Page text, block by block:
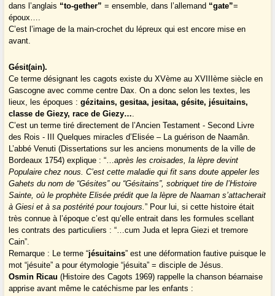
dans l’anglais “to-gether”= ensemble, dans l’allemand “gate”=
époux….
C’est l’image de la main-crochet du lépreux qui est encore mise en
avant.
Gésit(ain).
Ce terme désignant les cagots existe du XVème au XVIIIème siècle en
Gascogne avec comme centre Dax. On a donc selon les textes, les
lieux, les époques :gézitains, gesitaa, jesitaa, gésite, jésuitains,
classe de Giezy, race de Giezy….
C’est un terme tiré directement de l’Ancien Testament - Second Livre
des Rois - III Quelques miracles d’Elisée – La guérison de Naamân.
L’abbé Venuti (Dissertations sur les anciens monuments de la ville de
Bordeaux 1754) explique : “…après les croisades, la lèpre devint
Populaire chez nous. C’est cette maladie qui fit sans doute appeler les
Gahets du nom de “Gésites” ou “Gésitains”, sobriquet tire de l’Histoire
Sainte, où le prophète Elisée prédit que la lèpre de Naaman s’attacherait
à Giesi et à sa postérité pour toujours.” Pour lui, si cette histoire était
très connue à l’époque c’est qu’elle entrait dans les formules scellant
les contrats des particuliers : “…cum Juda et lepra Giezi et tremore
Cain”.
Remarque : Le terme “jésuitains” est une déformation fautive puisque le
mot “jésuite” a pour étymologie “jésuita” = disciple de Jésus.
Osmin Ricau (Histoire des Cagots 1969) rappelle la chanson béarnaise
apprise avant même le catéchisme par les enfants :